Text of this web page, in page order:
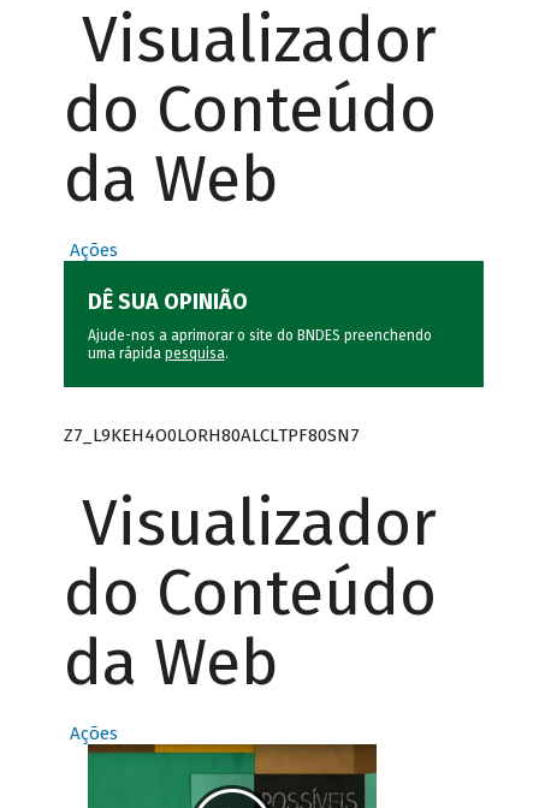
Visualizador
do Conteúdo
da Web
Ações
DÊ SUA OPINIÃO
Ajude-nos a aprimorar o site do BNDES preenchendo
uma rápida pesquisa.
Z7_L9KEH4O0LORH80ALCLTPF80SN7
Visualizador
do Conteúdo
da Web
Ações